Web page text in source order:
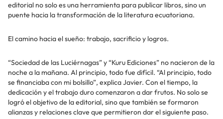
editorial no solo es una herramienta para publicar libros, sino un
puente hacia la transformación de la literatura ecuatoriana.
El camino hacia el sueño: trabajo, sacrificio y logros.
“Sociedad de las Luciérnagas” y “Kuru Ediciones” no nacieron de la
noche a la mañana. Al principio, todo fue difícil. “Al principio, todo
se financiaba con mi bolsillo”, explica Javier. Con el tiempo, la
dedicación y el trabajo duro comenzaron a dar frutos. No solo se
logró el objetivo de la editorial, sino que también se formaron
alianzas y relaciones clave que permitieron dar el siguiente paso.